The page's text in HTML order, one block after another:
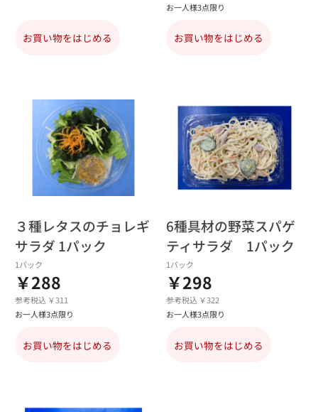
お買い物をはじめる
お一人様3点限り
お買い物をはじめる
３種レタスのチョレギ
サラダ 1パック
1パック
￥288
参考税込 ￥311
お一人様3点限り
お買い物をはじめる
6種具材の野菜スパゲ
ティサラダ 1パック
1パック
￥298
参考税込 ￥322
お一人様3点限り
お買い物をはじめる